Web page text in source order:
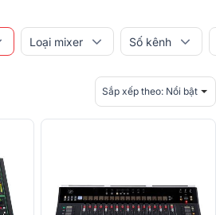
Loại mixer Số kênh
Sắp xếp theo: Nổi bật